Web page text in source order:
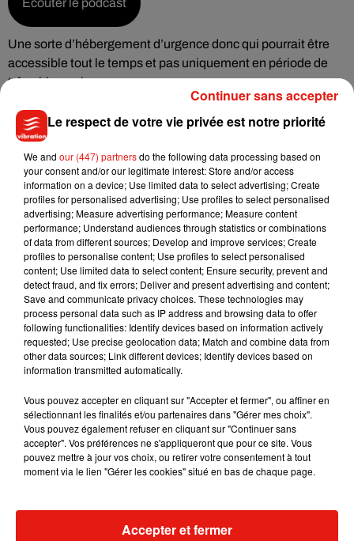
Écouter le podcast
Une sorte d’hébergement d’urgence donc qui pourrait être
accessible tout le temps et pas uniquement en période de
trêve hivernale.
Musique
7 août 2026
Julien Lieb s’essaye à la vie de chatelain
dans son nouveau clip
7 août 2026
Madonna sort enfin le remix de « Love
Sensation » avec Kylie Minogue
7 août 2026
Tayc et Didi B dévoilent le single le plus
dansant de l’année
Angèle et Amélie Lens dévoilent leur
Le respect de votre vie privée est notre priorité
We and our (447) partnersdo the following data processing based on
your consent and/or our legitimate interest: Store and/or access
information on a device; Use limited data to select advertising; Create
profiles for personalised advertising; Use profiles to select personalised
advertising; Measure advertising performance; Measure content
performance; Understand audiences through statistics or combinations
of data from different sources; Develop and improve services; Create
profiles to personalise content; Use profiles to select personalised
content; Use limited data to select content; Ensure security, prevent and
detect fraud, and fix errors; Deliver and present advertising and content;
Save and communicate privacy choices. These technologies may
process personal data such as IP address and browsing data to offer
following functionalities: Identify devices based on information actively
requested; Use precise geolocation data; Match and combine data from
other data sources; Link different devices; Identify devices based on
information transmitted automatically.
Vous pouvez accepter en cliquant sur "Accepter et fermer", ou affiner en
sélectionnant les finalités et/ou partenaires dans "Gérer mes choix".
Vous pouvez également refuser en cliquant sur "Continuer sans
accepter". Vos préférences ne s'appliqueront que pour ce site. Vous
pouvez mettre à jour vos choix, ou retirer votre consentement à tout
moment via le lien "Gérer les cookies" situé en bas de chaque page.
Accepter et fermer
Continuer sans accepter